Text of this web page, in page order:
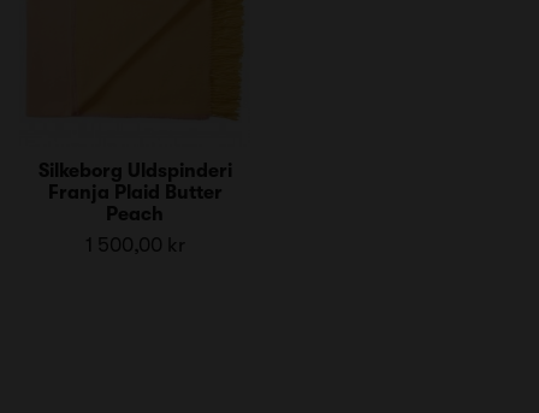
Silkeborg Uldspinderi
Franja Plaid Butter
Peach
1 500,00 kr